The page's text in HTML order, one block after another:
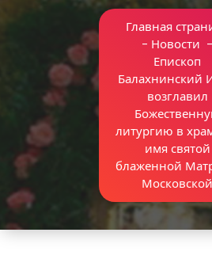
Главная
- Новости -
Епископ
Балахнинский
возглавил
литургию в
имя святой
блаженной
Московской